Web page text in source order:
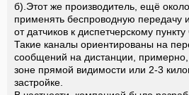
б).Этот же производитель, ещё
применять беспроводную передачу
от датчиков к диспетчерскому
Такие каналы ориентированы на
сообщений на дистанции,
зоне прямой видимости или 2-3
застройке.